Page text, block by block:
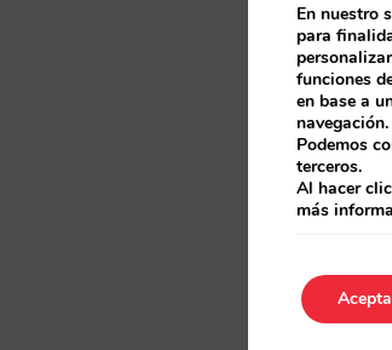
En nuestro
para
funciones
en base a
navegación.
Podemos
terceros.
Al hacer clic
más